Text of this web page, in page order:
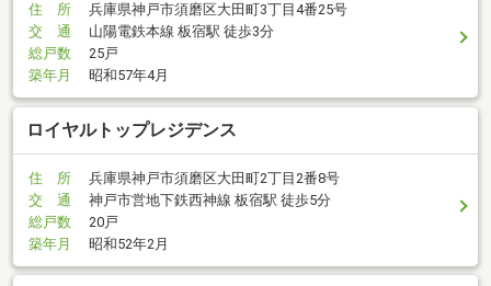
住 所
兵庫県神戸市須磨区大田町3丁目4番25号
交 通
山陽電鉄本線 板宿駅 徒歩3分
総戸数
25戸
築年月
昭和57年4月
ロイヤルトップレジデンス
住 所
兵庫県神戸市須磨区大田町2丁目2番8号
交 通
神戸市営地下鉄西神線 板宿駅 徒歩5分
総戸数
20戸
築年月
昭和52年2月